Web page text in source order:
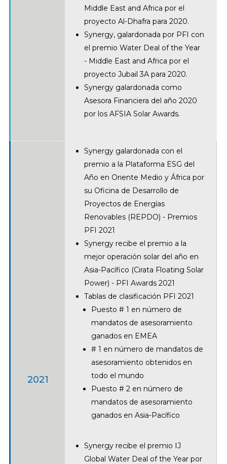
Middle East and Africa por el
proyecto Al-Dhafra para 2020.
Synergy, galardonada por PFI con
el premio Water Deal of the Year
- Middle East and Africa por el
proyecto Jubail 3A para 2020.
Synergy galardonada como
Asesora Financiera del año 2020
por los AFSIA Solar Awards.
2021
Synergy galardonada con el
premio a la Plataforma ESG del
Año en Oriente Medio y África por
su Oficina de Desarrollo de
Proyectos de Energías
Renovables (REPDO) - Premios
PFI 2021
Synergy recibe el premio a la
mejor operación solar del año en
Asia-Pacífico (Cirata Floating Solar
Power) - PFI Awards 2021
Tablas de clasificación PFI 2021
Puesto # 1 en número de
mandatos de asesoramiento
ganados en EMEA
# 1 en número de mandatos de
asesoramiento obtenidos en
todo el mundo
Puesto # 2 en número de
mandatos de asesoramiento
ganados en Asia-Pacífico
Synergy recibe el premio IJ
Global Water Deal of the Year por